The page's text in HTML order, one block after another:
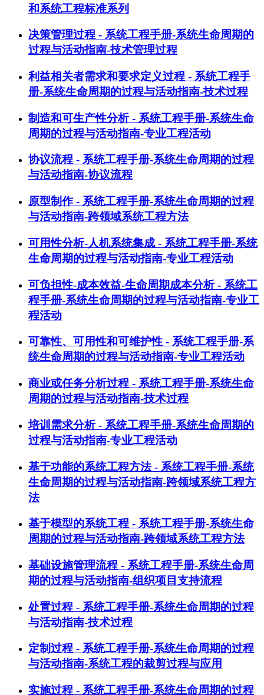
和系统工程标准系列
决策管理过程 - 系统工程手册-系统生命周期的
过程与活动指南-技术管理过程
利益相关者需求和要求定义过程 - 系统工程手
册-系统生命周期的过程与活动指南-技术过程
制造和可生产性分析 - 系统工程手册-系统生命
周期的过程与活动指南-专业工程活动
协议流程 - 系统工程手册-系统生命周期的过程
与活动指南-协议流程
原型制作 - 系统工程手册-系统生命周期的过程
与活动指南-跨领域系统工程方法
可用性分析-人机系统集成 - 系统工程手册-系统
生命周期的过程与活动指南-专业工程活动
可负担性-成本效益-生命周期成本分析 - 系统工
程手册-系统生命周期的过程与活动指南-专业工
程活动
可靠性、可用性和可维护性 - 系统工程手册-系
统生命周期的过程与活动指南-专业工程活动
商业或任务分析过程 - 系统工程手册-系统生命
周期的过程与活动指南-技术过程
培训需求分析 - 系统工程手册-系统生命周期的
过程与活动指南-专业工程活动
基于功能的系统工程方法 - 系统工程手册-系统
生命周期的过程与活动指南-跨领域系统工程方
法
基于模型的系统工程 - 系统工程手册-系统生命
周期的过程与活动指南-跨领域系统工程方法
基础设施管理流程 - 系统工程手册-系统生命周
期的过程与活动指南-组织项目支持流程
处置过程 - 系统工程手册-系统生命周期的过程
与活动指南-技术过程
定制过程 - 系统工程手册-系统生命周期的过程
与活动指南-系统工程的裁剪过程与应用
实施过程 - 系统工程手册-系统生命周期的过程